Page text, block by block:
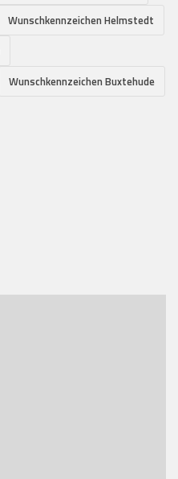
Wunschkennzeichen Helmstedt
Wunschkennzeichen Buxtehude